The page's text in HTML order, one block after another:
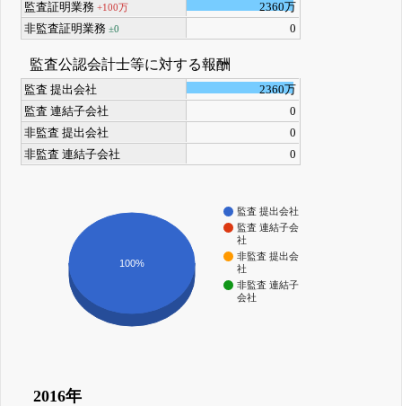
監査証明業務+100万
2360万
非監査証明業務±0 0
監査公認会計士等に対する報酬
監査 提出会社
2360万
監査 連結子会社
0
非監査 提出会社
0
非監査 連結子会社
0
監査 提出会社
監査 連結子会
社
非監査 提出会
社
非監査 連結子
会社
100%
2016年